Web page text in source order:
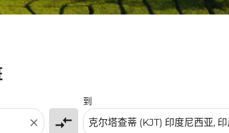
close compare_arrows
到